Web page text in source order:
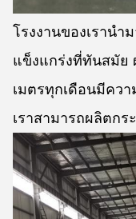
โรงงานของเรานํ
แข็งแกร่งที่ทันสมัย
เมตรทุกเดือนมีคว
เราสามารถผลิตก